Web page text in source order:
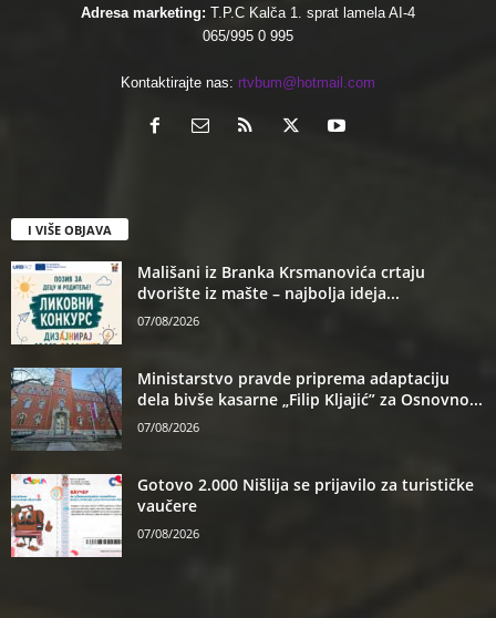
Adresa marketing: T.P.C Kalča 1. sprat lamela AI-4
065/995 0 995
Kontaktirajte nas: rtvbum@hotmail.com
I VIŠE OBJAVA
Mališani iz Branka Krsmanovića crtaju
dvorište iz mašte – najbolja ideja...
07/08/2026
Ministarstvo pravde priprema adaptaciju
dela bivše kasarne „Filip Kljajić” za Osnovno...
07/08/2026
Gotovo 2.000 Nišlija se prijavilo za turističke
vaučere
07/08/2026